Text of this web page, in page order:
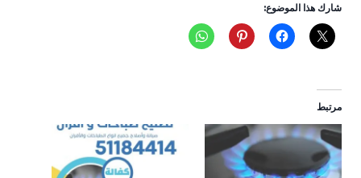
شارك هذا الموضوع:
مرتبط